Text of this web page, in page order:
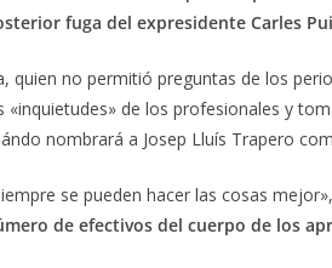
fuga del expresidente Carles
quien no permitió preguntas de los
«inquietudes» de los profesionales y
nombrará a Josep Lluís Trapero
se pueden hacer las cosas
de efectivos del cuerpo de los